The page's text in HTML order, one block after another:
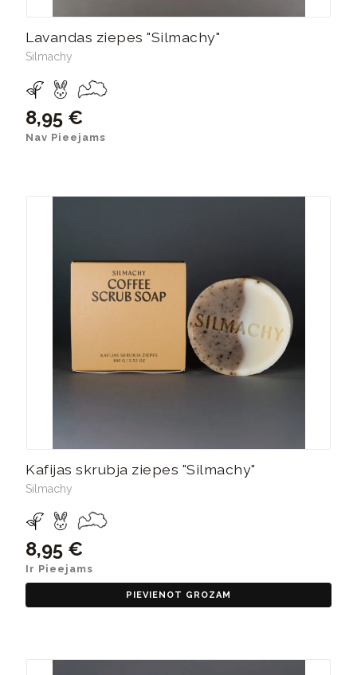
Lavandas ziepes "Silmachy"
Silmachy
8,95 €
Nav Pieejams
Kafijas skrubja ziepes "Silmachy"
Silmachy
8,95 €
Ir Pieejams
PIEVIENOT GROZAM